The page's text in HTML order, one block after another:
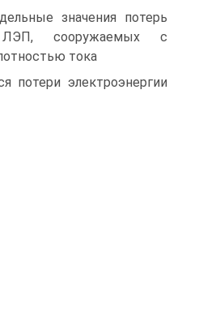
значения потерь
сооружаемых с
тока
потери электроэнергии